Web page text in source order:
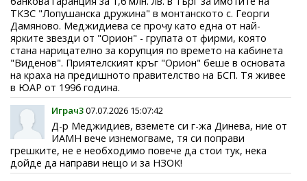
ТКЗС "Лопушанска дружина" в монтанското с. Георги
Дамяново. Меджидиева се прочу като една от най-
ярките звезди от "Орион" - групата от фирми, която
стана нарицателно за корупция по времето на кабинета
"Виденов". Приятелският кръг "Орион" беше в основата
на краха на предишното правителство на БСП. Тя живее
в ЮАР от 1996 година.
Играч307.07.2026 15:07:42
Д-р Меджидиев, вземете си г-жа Динева, ние от
ИАМН вече изнемогваме, тя си поправи
грешките, не е необходимо повече да стои тук, нека
дойде да направи нещо и за НЗОК!